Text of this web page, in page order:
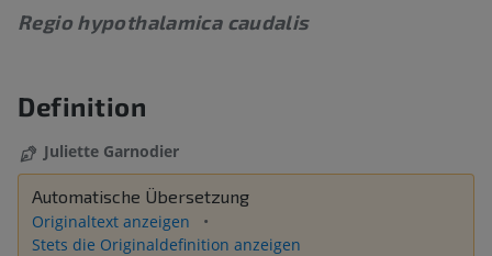
Regio hypothalamica caudalis
Definition
Juliette Garnodier
Automatische Übersetzung
Originaltext anzeigen
Stets die Originaldefinition anzeigen